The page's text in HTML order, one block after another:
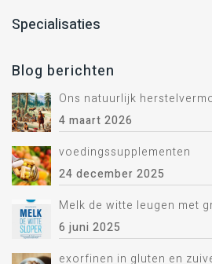
Specialisaties
Blog berichten
4 maart 2026
voedingssupplementen
24 december 2025
Melk de witte leugen met
6 juni 2025